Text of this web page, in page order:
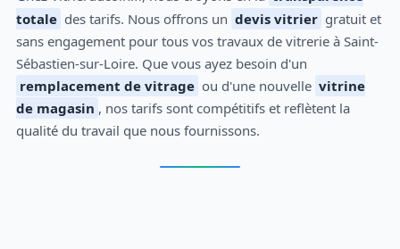
totale des tarifs. Nous offrons un devis vitrier gratuit et
sans engagement pour tous vos travaux de vitrerie à Saint-
Sébastien-sur-Loire. Que vous ayez besoin d'un
remplacement de vitrage ou d'une nouvelle vitrine
de magasin , nos tarifs sont compétitifs et reflètent la
qualité du travail que nous fournissons.